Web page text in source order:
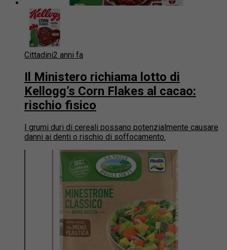
Cittadini2 anni fa
Il Ministero richiama lotto di
Kellogg’s Corn Flakes al cacao:
rischio fisico
I grumi duri di cereali possano potenzialmente causare
danni ai denti o rischio di soffocamento.